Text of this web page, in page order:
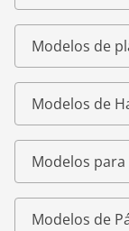
Modelos de
Modelos de
Modelos
Modelos de